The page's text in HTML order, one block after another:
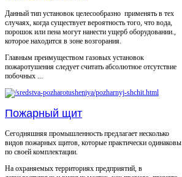
Данный тип установок целесообразно применять в тех
случаях, когда существует вероятность того, что вода,
порошок или пена могут нанести ущерб оборудовании.,
которое находится в зоне возгорания.
Главным преимуществом газовых установок
пожаротушения следует считать абсолютное отсутствие
побочных ...
Пожарный щит
Сегодняшняя промышленность предлагает несколько
видов пожарных щитов, которые практически одинаковы
по своей комплектации.
На охраняемых территориях предприятий, в